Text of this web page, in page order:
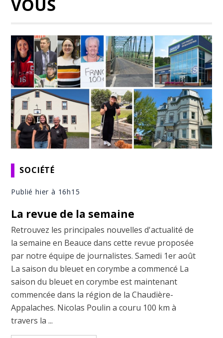
VOUS
SOCIÉTÉ
Publié hier à 16h15
La revue de la semaine
Retrouvez les principales nouvelles d'actualité de
la semaine en Beauce dans cette revue proposée
par notre équipe de journalistes. Samedi 1er août
La saison du bleuet en corymbe a commencé La
saison du bleuet en corymbe est maintenant
commencée dans la région de la Chaudière-
Appalaches. Nicolas Poulin a couru 100 km à
travers la ...